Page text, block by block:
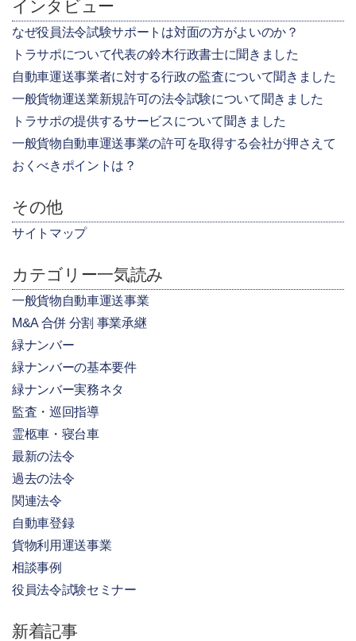
インタビュー
なぜ役員法令試験サポートは対面の方がよいのか？
トラサポについて代表の鈴木行政書士に聞きました
自動車運送事業者に対する行政の監査について聞きました
一般貨物運送業新規許可の法令試験について聞きました
トラサポの提供するサービスについて聞きました
一般貨物自動車運送事業の許可を取得する会社が押さえて
おくべきポイントは？
その他
サイトマップ
カテゴリー一気読み
一般貨物自動車運送事業
M&A 合併 分割 事業承継
緑ナンバー
緑ナンバーの基本要件
緑ナンバー実務ネタ
監査・巡回指導
霊柩車・寝台車
最新の法令
過去の法令
関連法令
自動車登録
貨物利用運送事業
相談事例
役員法令試験セミナー
新着記事